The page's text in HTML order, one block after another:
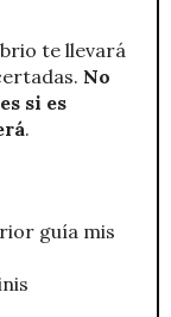
te llevará
No
si es
.
guía mis